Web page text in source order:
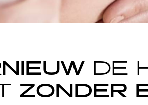
DE
ZONDER